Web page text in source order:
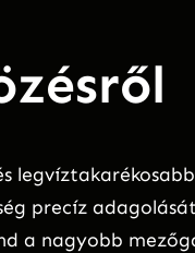
precíz
a nagyobb